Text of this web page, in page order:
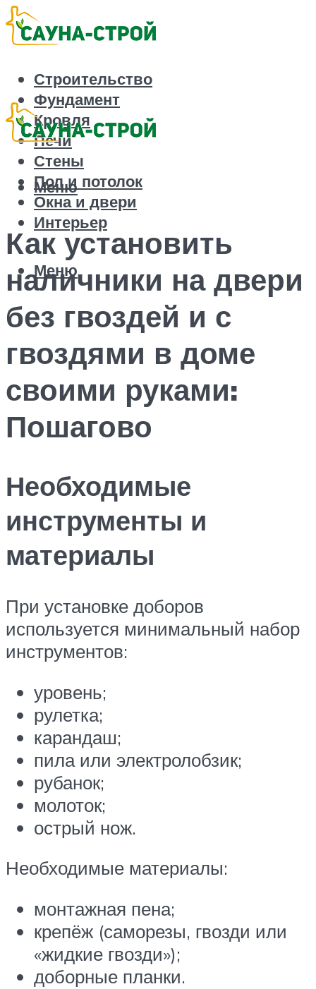
Строительство
Фундамент
Кровля
Печи
Стены
Пол и потолок
Окна и двери
Интерьер
Меню
Меню
Как установить
наличники на двери
без гвоздей и с
гвоздями в доме
своими руками:
Пошагово
Необходимые
инструменты и
материалы
При установке доборов
используется минимальный набор
инструментов:
уровень;
рулетка;
карандаш;
пила или электролобзик;
рубанок;
молоток;
острый нож.
Необходимые материалы:
монтажная пена;
крепёж (саморезы, гвозди или
«жидкие гвозди»);
доборные планки.